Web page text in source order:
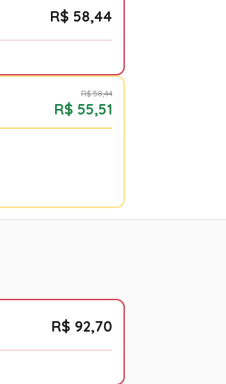
R$ 58,44
R$ 58,44
R$ 55,51
R$ 92,70